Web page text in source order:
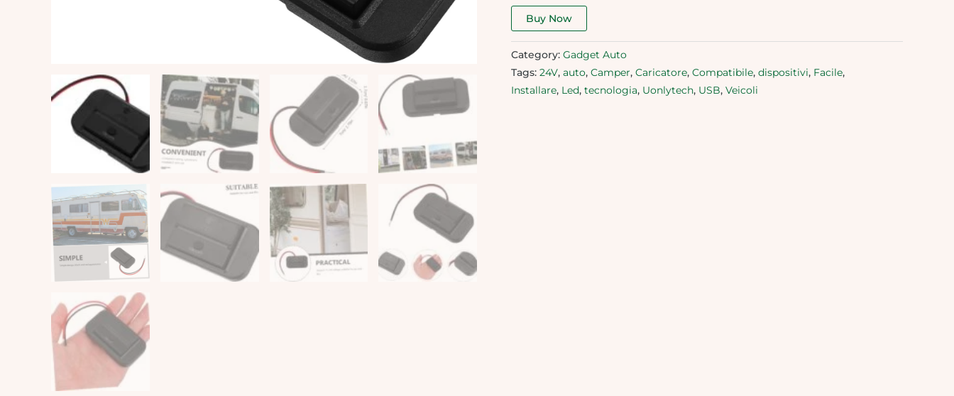
Buy Now
Category: Gadget Auto
Tags: 24V, auto, Camper, Caricatore, Compatibile, dispositivi, Facile,
Installare, Led, tecnologia, Uonlytech, USB, Veicoli